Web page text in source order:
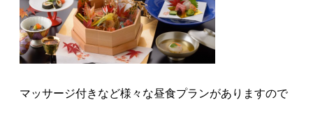
ENGLISH 簡体字
繁体字
マッサージ付きなど様々な昼食プランがありますので